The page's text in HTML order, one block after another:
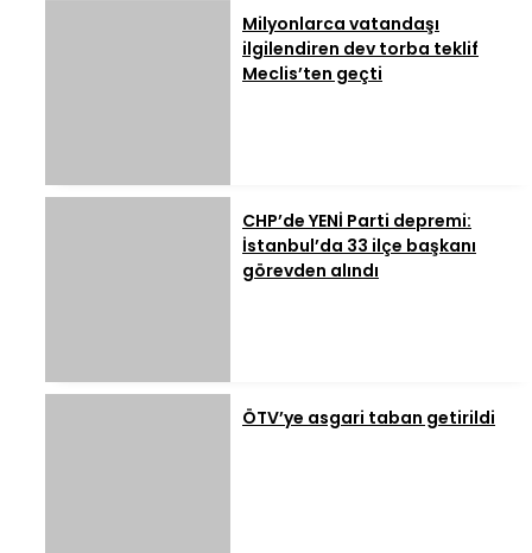
Milyonlarca vatandaşı
ilgilendiren dev torba teklif
Meclis’ten geçti
CHP’de YENİ Parti depremi:
İstanbul’da 33 ilçe başkanı
görevden alındı
ÖTV’ye asgari taban getirildi